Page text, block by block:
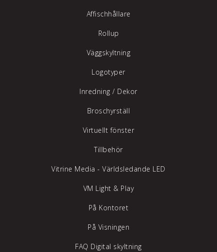
Affischhållare
Rollup
Väggskyltning
Logotyper
Inredning / Dekor
Broschyrställ
Virtuellt fönster
Tillbehör
Vitrine Media - Världsledande LED
VM Light & Play
På Kontoret
På Visningen
FAQ Digital skyltning